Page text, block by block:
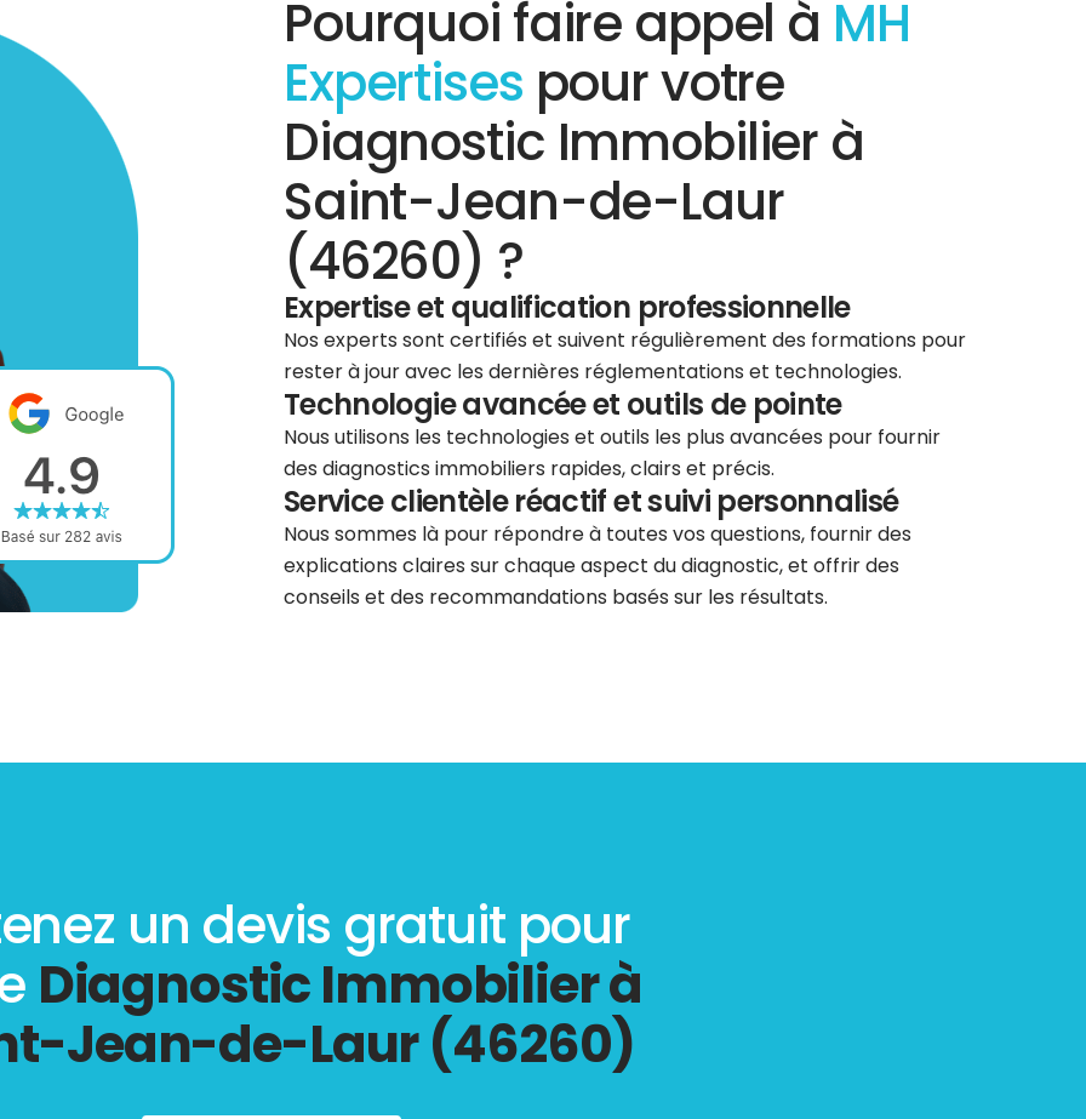
Pourquoi faire appel à MH
Expertises pour votre
Diagnostic Immobilier à
Saint-Jean-de-Laur
(46260) ?
Expertise et qualification professionnelle
Nos experts sont certifiés et suivent régulièrement des formations pour
rester à jour avec les dernières réglementations et technologies.
Technologie avancée et outils de pointe
Nous utilisons les technologies et outils les plus avancées pour fournir
des diagnostics immobiliers rapides, clairs et précis.
Service clientèle réactif et suivi personnalisé
Nous sommes là pour répondre à toutes vos questions, fournir des
explications claires sur chaque aspect du diagnostic, et offrir des
conseils et des recommandations basés sur les résultats.
un devis gratuit pour
Diagnostic Immobilier à
Jean-de-Laur (46260)